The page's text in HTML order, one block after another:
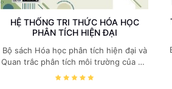
HỆ THỐNG TRI THỨC HÓA HỌC
PHÂN TÍCH HIỆN ĐẠI
Bộ sách Hóa học phân tích hiện đại và
Quan trắc phân tích môi trường của Cố
Giáo sư, Tiến sĩ Phạm Luận là một